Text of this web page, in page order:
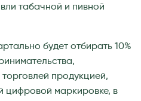
табачной и пивной
будет отбирать 10%
продукцией,
цифровой маркировке, в